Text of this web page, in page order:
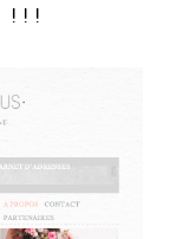
!!!